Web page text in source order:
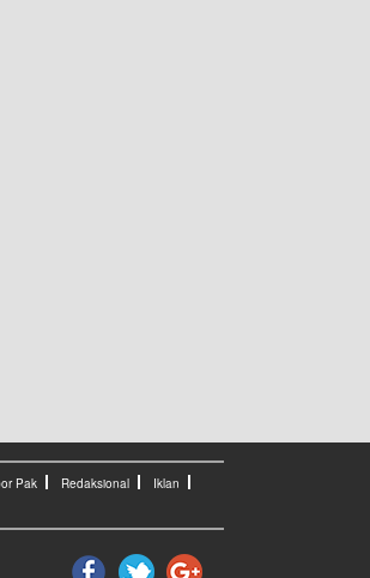
Pak Redaksional
Iklan